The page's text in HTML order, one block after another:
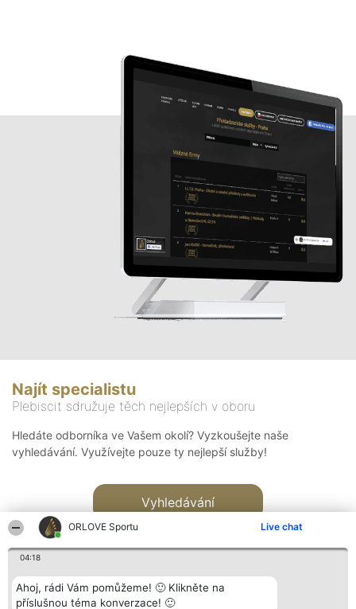
ORLOVE Sportu Live chat
04:18
Ahoj, rádi Vám pomůžeme! 🙂 Klikněte na
příslušnou téma konverzace! 🙂
Najít specialistu
Plebiscit sdružuje těch nejlepších v oboru
Hledáte odborníka ve Vašem okolí? Vyzkoušejte naše
vyhledávání. Využívejte pouze ty nejlepší služby!
Vyhledávání